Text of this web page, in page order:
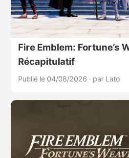
Fire Emblem: Fortune’s
Récapitulatif
Publié le 04/08/2026 · par Lato